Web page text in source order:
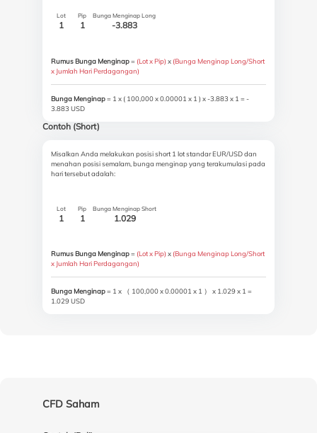
Lot
1
Pip
1
Bunga Menginap Long
-3.883
Rumus Bunga Menginap= (Lot x Pip) x (Bunga Menginap Long/Short
x Jumlah Hari Perdagangan)
Bunga Menginap= 1 x ( 100,000 x 0.00001 x 1 ) x -3.883 x 1 = -
3.883 USD
Contoh (Short)
Misalkan Anda melakukan posisi short 1 lot standar EUR/USD dan
menahan posisi semalam, bunga menginap yang terakumulasi pada
hari tersebut adalah:
Lot
1
Pip
1
Bunga Menginap Short
1.029
Rumus Bunga Menginap= (Lot x Pip) x (Bunga Menginap Long/Short
x Jumlah Hari Perdagangan)
Bunga Menginap= 1 x （ 100,000 x 0.00001 x 1 ） x 1.029 x 1 =
1.029 USD
CFD Saham